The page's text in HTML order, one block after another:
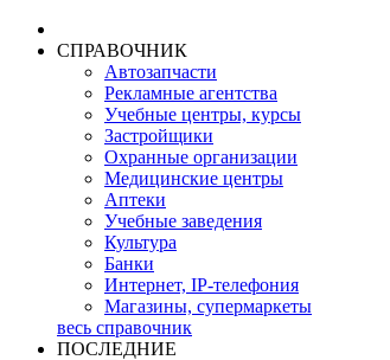
СПРАВОЧНИК
Автозапчасти
Рекламные агентства
Учебные центры, курсы
Застройщики
Охранные организации
Медицинские центры
Аптеки
Учебные заведения
Культура
Банки
Интернет, IP-телефония
Магазины, супермаркеты
весь справочник
ПОСЛЕДНИЕ